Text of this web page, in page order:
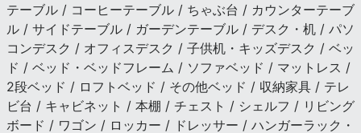
テーブル / コーヒーテーブル / ちゃぶ台 / カウンターテーブ
ル / サイドテーブル / ガーデンテーブル / デスク・机 / パソ
コンデスク / オフィスデスク / 子供机・キッズデスク / ベッ
ド / ベッド・ベッドフレーム / ソファベッド / マットレス /
2段ベッド / ロフトベッド / その他ベッド / 収納家具 / テレ
ビ台 / キャビネット / 本棚 / チェスト / シェルフ / リビング
ボード / ワゴン / ロッカー / ドレッサー / ハンガーラック・